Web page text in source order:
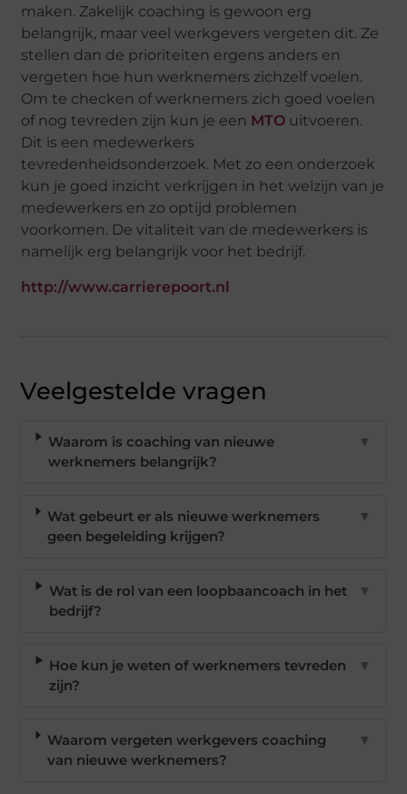
maken. Zakelijk coaching is gewoon erg
belangrijk, maar veel werkgevers vergeten dit. Ze
stellen dan de prioriteiten ergens anders en
vergeten hoe hun werknemers zichzelf voelen.
Om te checken of werknemers zich goed voelen
of nog tevreden zijn kun je een MTO uitvoeren.
Dit is een medewerkers
tevredenheidsonderzoek. Met zo een onderzoek
kun je goed inzicht verkrijgen in het welzijn van je
medewerkers en zo optijd problemen
voorkomen. De vitaliteit van de medewerkers is
namelijk erg belangrijk voor het bedrijf.
http://www.carrierepoort.nl
Veelgestelde vragen
Waarom is coaching van nieuwe
werknemers belangrijk?
▼
Wat gebeurt er als nieuwe werknemers
geen begeleiding krijgen?
▼
Wat is de rol van een loopbaancoach in het
bedrijf?
▼
Hoe kun je weten of werknemers tevreden
zijn?
▼
Waarom vergeten werkgevers coaching
van nieuwe werknemers?
▼